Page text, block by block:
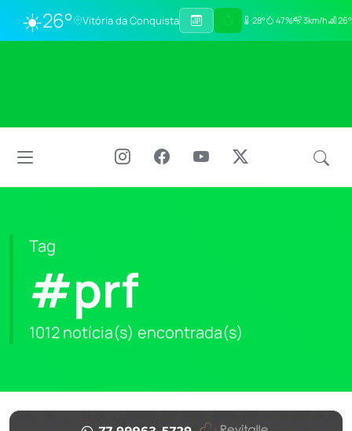
☀️26° Vitória da Conquista 28° 47% 3km/h
Tag
#prf
1012 notícia(s) encontrada(s)